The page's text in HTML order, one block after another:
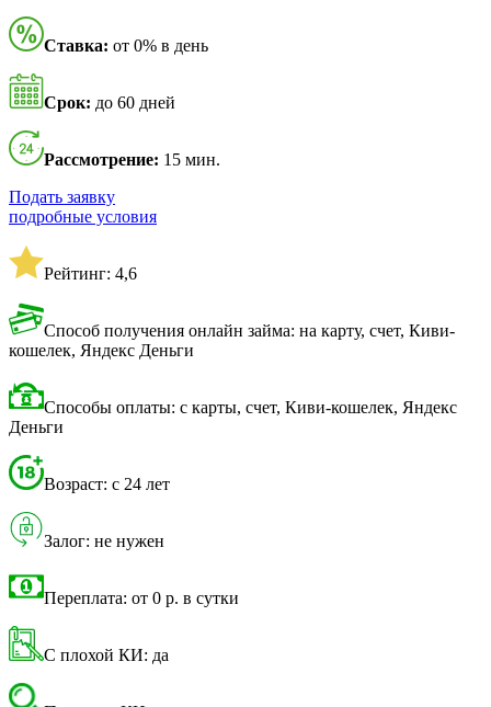
Ставка: от 0% в день
Срок: до 60 дней
Рассмотрение: 15 мин.
Подать заявку
подробные условия
Рейтинг: 4,6
Способ получения онлайн займа: на карту, счет, Киви-
кошелек, Яндекс Деньги
Способы оплаты: с карты, счет, Киви-кошелек, Яндекс
Деньги
Возраст: с 24 лет
Залог: не нужен
Переплата: от 0 р. в сутки
С плохой КИ: да